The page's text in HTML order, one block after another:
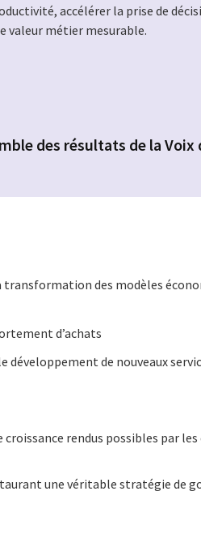
accélérer la prise de
valeur métier mesurable.
des résultats de la
des modèles
d’achats
de nouveaux
rendus possibles par les
une véritable stratégie de